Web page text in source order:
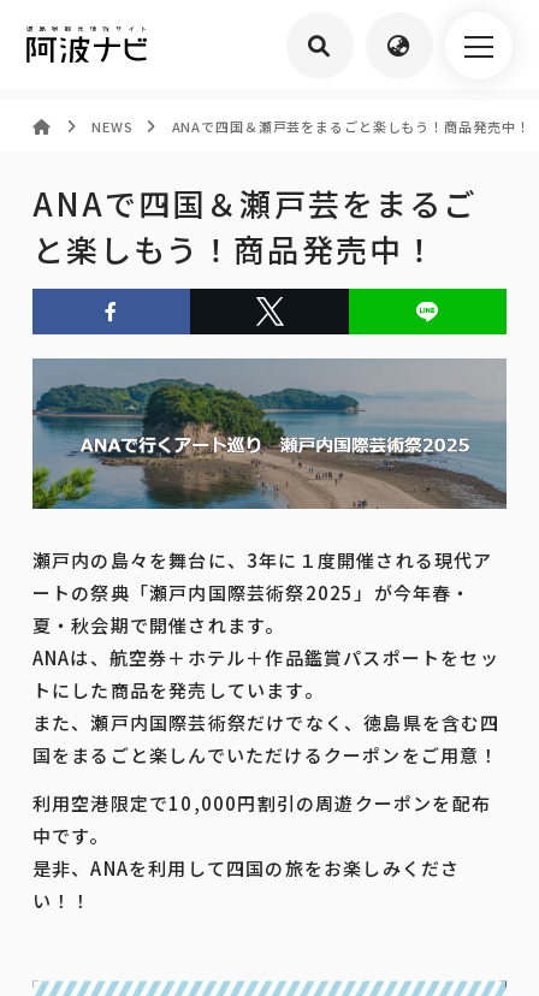
NEWS ANAで四国＆瀬戸芸をまるごと楽しもう！商品発売中！
ANAで四国＆瀬戸芸をまるご
と楽しもう！商品発売中！
瀬戸内の島々を舞台に、3年に１度開催される現代ア
ートの祭典「瀬戸内国際芸術祭2025」が今年春・
夏・秋会期で開催されます。
ANAは、航空券＋ホテル＋作品鑑賞パスポートをセッ
トにした商品を発売しています。
また、瀬戸内国際芸術祭だけでなく、徳島県を含む四
国をまるごと楽しんでいただけるクーポンをご用意！
利用空港限定で10,000円割引の周遊クーポンを配布
中です。
是非、ANAを利用して四国の旅をお楽しみくださ
い！！